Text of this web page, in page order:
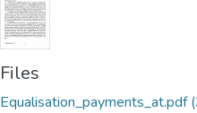
Files
Equalisation_payments_at.pdf